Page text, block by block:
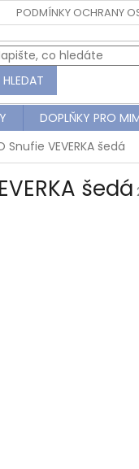
PODMÍNKY OCHRANY
HLEDAT
DOPLŇKY PRO
Snufie VEVERKA šedá
šedá